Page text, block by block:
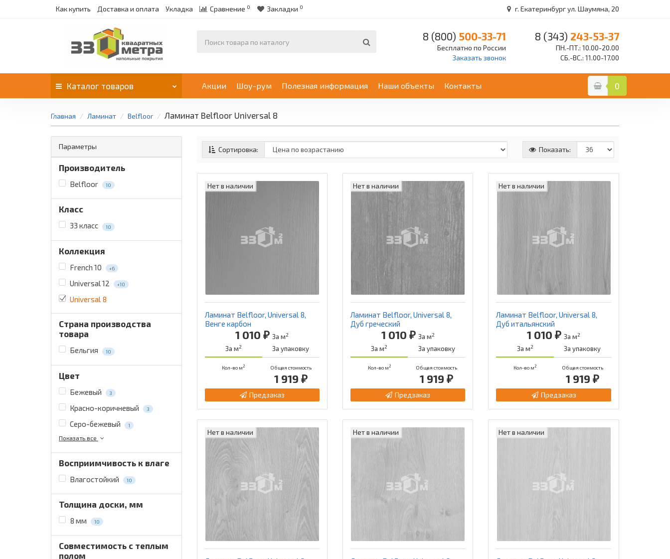
Как купить Доставка и оплата Укладка Сравнение 0 Закладки 0 г. Екатеринбург ул. Шаумяна, 20
8 (800) 500-33-71
Бесплатно по России
Заказать звонок
8 (343) 243-53-37
ПН.-ПТ.: 10.00-20.00
СБ.-ВС.: 11.00-17.00
Каталог товаров Акции Шоу-рум Полезная информация Наши объекты Контакты 0
Главная Ламинат Belfloor Ламинат Belfloor Universal 8
Параметры
Производитель
Belfloor 10
Класс
33 класс 10
Коллекция
French 10 +6
Universal 12 +10
Universal 8
Страна производства
товара
Бельгия 10
Цвет
Бежевый 3
Красно-коричневый 3
Серо-бежевый 1
Показать все
Восприимчивость к влаге
Влагостойкий 10
Толщина доски, мм
8 мм 10
Совместимость с теплым
полом
Сортировка: Показать:
Нет в наличии
Ламинат Belfloor, Universal 8,
Венге карбон
1 010 ₽За м2
За м2 За упаковку
Кол-во м2 Общая стоимость
1 919 ₽
Предзаказ
Нет в наличии
Ламинат Belfloor, Universal 8,
Дуб греческий
1 010 ₽ За м2
За м2 За упаковку
Кол-во м2 Общая стоимость
1 919 ₽
Предзаказ
Нет в наличии
Ламинат Belfloor, Universal 8,
Дуб итальянский
1 010 ₽За м2
За м2 За упаковку
Кол-во м2 Общая стоимость
1 919 ₽
Предзаказ
Нет в наличии Нет в наличии Нет в наличии